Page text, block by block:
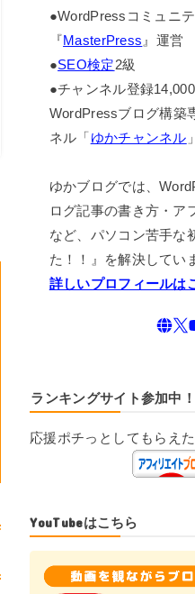
●WordPressコミュニテ
『MasterPress 』運営
●SEO検定2級
●チャンネル登録14,000
WordPressブログ構築
ネル「ゆかチャンネル 」
ゆかブログでは、
ログ記事の書き方・ア
など、パソコン苦手な
た！！』を解決してい
詳しいプロフィールは
ランキングサイト参加中！
応援ポチっとしてもらえ
YouTubeはこちら